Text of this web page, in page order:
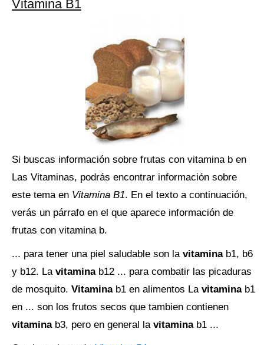
Vitamina B1
Si buscas información sobre frutas con vitamina b en
Las Vitaminas, podrás encontrar información sobre
este tema en Vitamina B1. En el texto a continuación,
verás un párrafo en el que aparece información de
frutas con vitamina b.
... para tener una piel saludable son la vitamina b1, b6
y b12. La vitamina b12 ... para combatir las picaduras
de mosquito. Vitamina b1 en alimentos La vitamina b1
en ... son los frutos secos que tambien contienen
vitamina b3, pero en general la vitamina b1 ...